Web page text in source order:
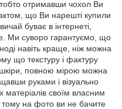
тобто отримавши чохол Ви
що Ви нарешті купили
буває в інтернеті,
Ми суворо гарантуємо, що
навіть краще, ніж можна
що текстуру і фактуру
повною мірою можна
руками і візуально
своїм власним
на фото ви не бачите